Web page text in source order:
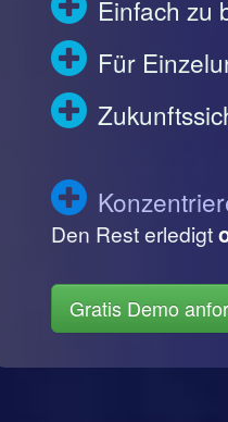
Einfach zu
Für
Den Rest erledigt
Gratis Demo